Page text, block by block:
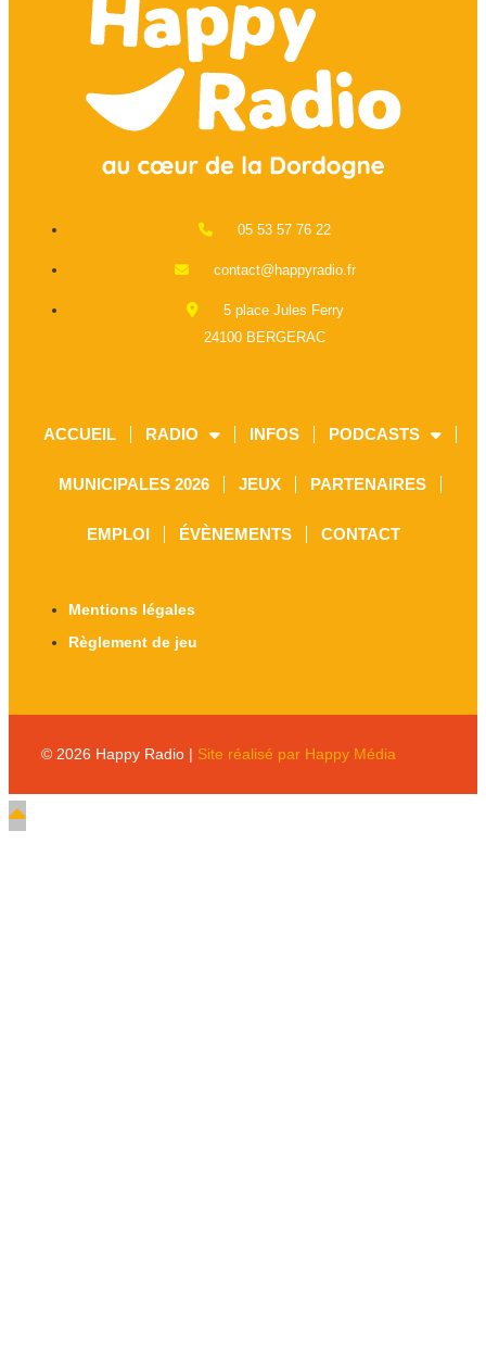
05 53 57 76 22
contact@happyradio.fr
5 place Jules Ferry
24100 BERGERAC
ACCUEIL RADIO INFOS PODCASTS
MUNICIPALES 2026 JEUX PARTENAIRES
EMPLOI ÉVÈNEMENTS CONTACT
Mentions légales
Règlement de jeu
© 2026 Happy Radio | Site réalisé par Happy Média